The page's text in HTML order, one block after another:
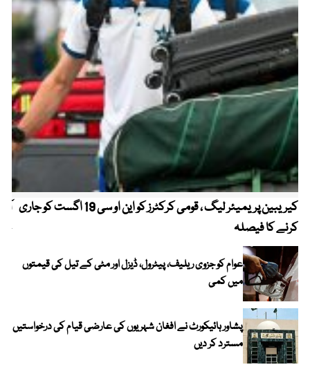
کیریبین پریمیئر لیگ ، قومی کرکٹرز کو این او سی 19 اگست کو جاری
کرنے کا فیصلہ
عوام کو جزوی ریلیف، پیٹرول، ڈیزل اور مٹی کے تیل کی قیمتوں
میں کمی
پشاور ہائیکورٹ نے افغان شہریوں کی عارضی قیام کی درخواستیں
مسترد کر دیں